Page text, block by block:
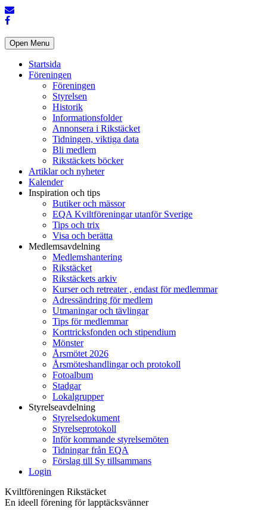
Open Menu
Startsida
Föreningen
Föreningen
Styrelsen
Historik
Informationsfolder
Annonsera i Rikstäcket
Tidningen, viktiga data
Bli medlem
Rikstäckets böcker
Artiklar och nyheter
Kalender
Inspiration och tips
Butiker och mässor
EQA Kviltföreningar utanför Sverige
Tips och trix
Visa och berätta
Medlemsavdelning
Medlemshantering
Rikstäcket
Rikstäckets arkiv
Kurser och retreater , endast för medlemmar
Adressändring för medlem
Utmaningar och tävlingar
Tips för medlemmar
Korttricksfonden och stipendium
Mönster
Årsmötet 2026
Årsmöteshandlingar och protokoll
Fotoalbum
Stadgar
Lokalgrupper
Styrelseavdelning
Styrelsedokument
Styrelseprotokoll
Inför kommande styrelsemöten
Tidningar från EQA
Förslag till Sy tillsammans
Login
Kviltföreningen Rikstäcket
En ideell förening för lapptäcksvänner